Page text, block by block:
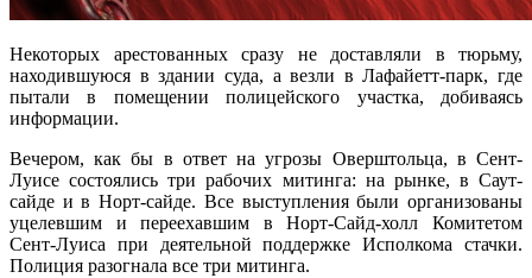
Некоторых арестованных сразу не доставляли в тюрьму,
находившуюся в здании суда, а везли в Лафайетт-парк, где
пытали в помещении полицейского участка, добиваясь
информации.
Вечером, как бы в ответ на угрозы Оверштольца, в Сент-
Луисе состоялись три рабочих митинга: на рынке, в Саут-
сайде и в Норт-сайде. Все выступления были организованы
уцелевшим и переехавшим в Норт-Сайд-холл Комитетом
Сент-Луиса при деятельной поддержке Исполкома стачки.
Полиция разогнала все три митинга.